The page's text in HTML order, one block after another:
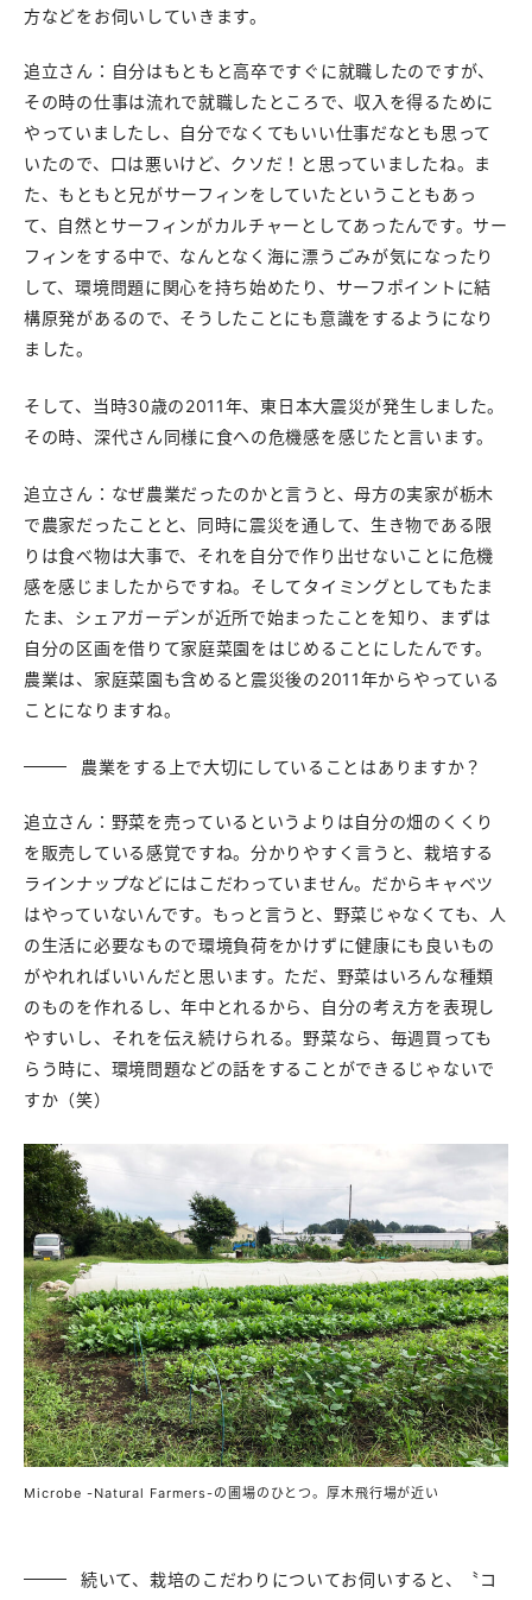
方などをお伺いしていきます。
追立さん：自分はもともと高卒ですぐに就職したのですが、
その時の仕事は流れで就職したところで、収入を得るために
やっていましたし、自分でなくてもいい仕事だなとも思って
いたので、口は悪いけど、クソだ！と思っていましたね。ま
た、もともと兄がサーフィンをしていたということもあっ
て、自然とサーフィンがカルチャーとしてあったんです。サー
フィンをする中で、なんとなく海に漂うごみが気になったり
して、環境問題に関心を持ち始めたり、サーフポイントに結
構原発があるので、そうしたことにも意識をするようになり
ました。
そして、当時30歳の2011年、東日本大震災が発生しました。
その時、深代さん同様に食への危機感を感じたと言います。
追立さん：なぜ農業だったのかと言うと、母方の実家が栃木
で農家だったことと、同時に震災を通して、生き物である限
りは食べ物は大事で、それを自分で作り出せないことに危機
感を感じましたからですね。そしてタイミングとしてもたま
たま、シェアガーデンが近所で始まったことを知り、まずは
自分の区画を借りて家庭菜園をはじめることにしたんです。
農業は、家庭菜園も含めると震災後の2011年からやっている
ことになりますね。
農業をする上で大切にしていることはありますか？
追立さん：野菜を売っているというよりは自分の畑のくくり
を販売している感覚ですね。分かりやすく言うと、栽培する
ラインナップなどにはこだわっていません。だからキャベツ
はやっていないんです。もっと言うと、野菜じゃなくても、人
の生活に必要なもので環境負荷をかけずに健康にも良いもの
がやれればいいんだと思います。ただ、野菜はいろんな種類
のものを作れるし、年中とれるから、自分の考え方を表現し
やすいし、それを伝え続けられる。野菜なら、毎週買っても
らう時に、環境問題などの話をすることができるじゃないで
すか（笑）
Microbe -Natural Farmers-の圃場のひとつ。厚木飛行場が近い
続いて、栽培のこだわりについてお伺いすると、〝コ